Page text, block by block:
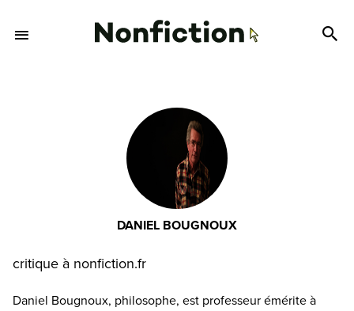
DANIEL BOUGNOUX
critique à nonfiction.fr
Daniel Bougnoux, philosophe, est professeur émérite à